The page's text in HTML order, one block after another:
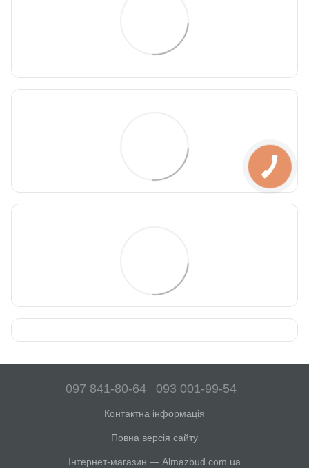
097 841-80-64 093 001-99-54
Контактна інформація
Повна версія сайту
Інтернет-магазин — Almazbud.com.ua